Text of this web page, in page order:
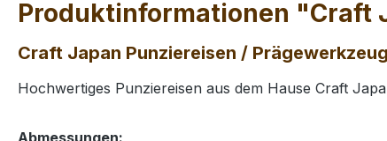
Produktinformationen "Craft
Craft Japan Punziereisen /
Hochwertiges Punziereisen aus dem Hause Craft
Abmessungen: